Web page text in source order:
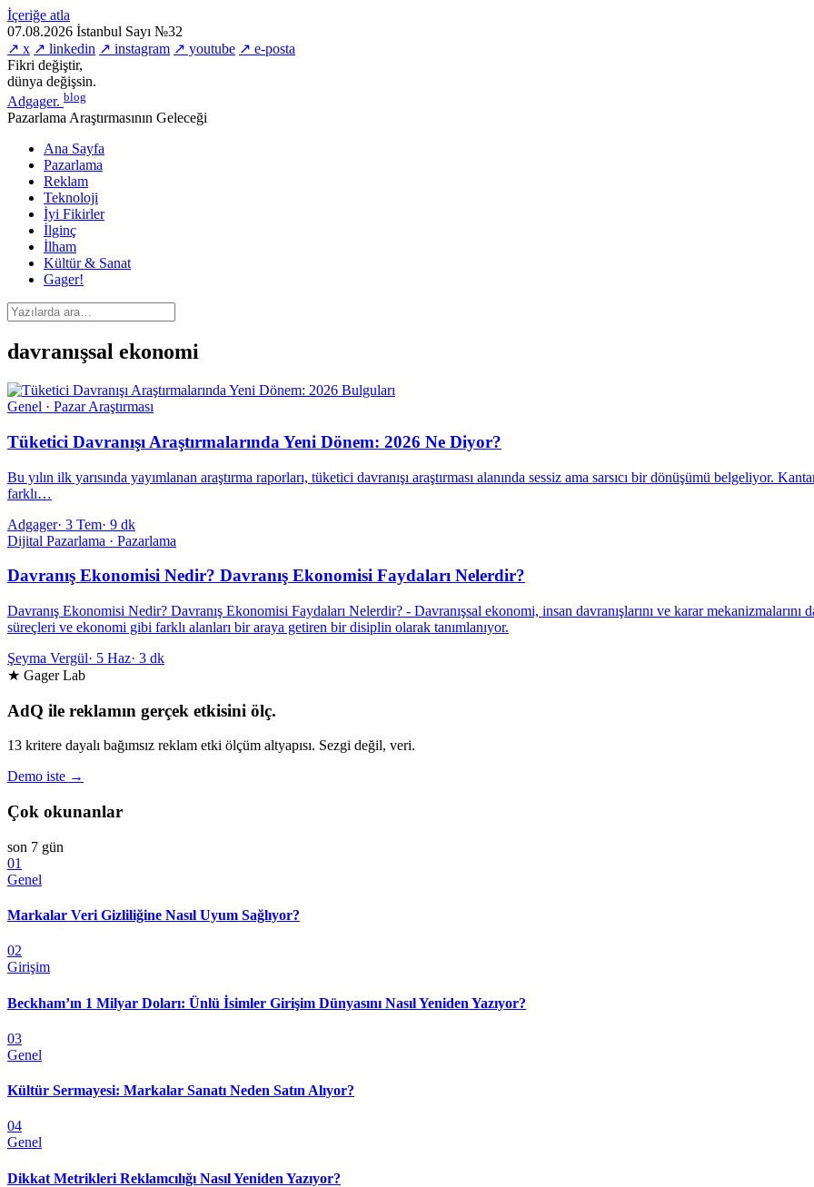
İçeriğe atla
07.08.2026 İstanbul Sayı №32
↗ x ↗ linkedin ↗ instagram ↗ youtube ↗ e-posta
Fikri değiştir,
dünya değişsin.
Adgager. blog
Pazarlama Araştırmasının Geleceği
Ana Sayfa
Pazarlama
Reklam
Teknoloji
İyi Fikirler
İlginç
İlham
Kültür & Sanat
Gager!
davranışsal ekonomi
Genel · Pazar Araştırması
Tüketici Davranışı Araştırmalarında Yeni Dönem: 2026 Ne Diyor?
Bu yılın ilk yarısında yayımlanan araştırma raporları, tüketici davranışı araştırması alanında sessiz ama sarsıcı bir dönüşümü belgeliyor.
farklı…
Adgager· 3 Tem· 9 dk
Dijital Pazarlama · Pazarlama
Davranış Ekonomisi Nedir? Davranış Ekonomisi Faydaları Nelerdir?
Davranış Ekonomisi Nedir? Davranış Ekonomisi Faydaları Nelerdir? - Davranışsal ekonomi, insan davranışlarını ve karar
süreçleri ve ekonomi gibi farklı alanları bir araya getiren bir disiplin olarak tanımlanıyor.
Şeyma Vergül· 5 Haz· 3 dk
★ Gager Lab
AdQ ile reklamın gerçek etkisini ölç.
13 kritere dayalı bağımsız reklam etki ölçüm altyapısı. Sezgi değil, veri.
Demo iste →
Çok okunanlar
son 7 gün
01
Genel
Markalar Veri Gizliliğine Nasıl Uyum Sağlıyor?
02
Girişim
Beckham’ın 1 Milyar Doları: Ünlü İsimler Girişim Dünyasını Nasıl Yeniden Yazıyor?
03
Genel
Kültür Sermayesi: Markalar Sanatı Neden Satın Alıyor?
04
Genel
Dikkat Metrikleri Reklamcılığı Nasıl Yeniden Yazıyor?